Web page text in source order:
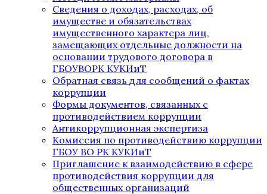
Сведения о доходах, расходах, об
имуществе и обязательствах
имущественного характера лиц,
замещающих отдельные должности на
основании трудового договора в
ГБОУВОРК КУКИиТ
Обратная связь для сообщений о фактах
коррупции
Формы документов, связанных с
противодействием коррупции
Антикоррупционная экспертиза
Комиссия по противодействию коррупции
ГБОУ ВО РК КУКИиТ
Приглашение к взаимодействию в сфере
противодействия коррупции для
общественных организаций